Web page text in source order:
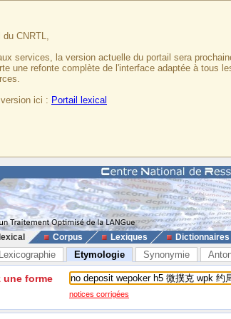
CNRTL,
services, la version actuelle du portail sera
une refonte complète de l'interface adaptée à tous
ici : Portail lexical
Corpus Lexiques Dictionnaires
Lexicographie Etymologie Synonymie
une forme
notices corrigées